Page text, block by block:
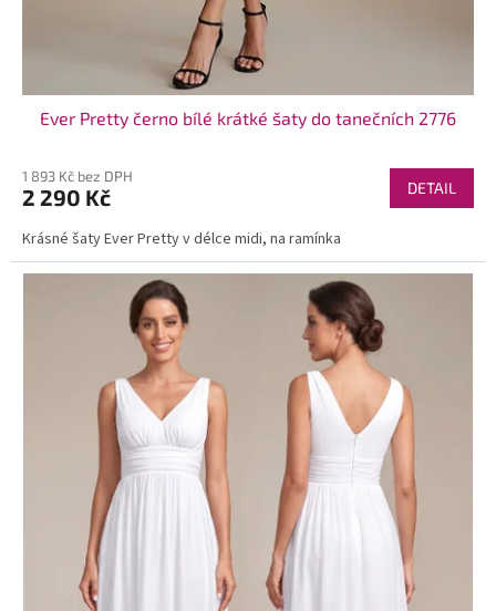
Ever Pretty černo bílé krátké šaty do tanečních 2776
1 893 Kč bez DPH
2 290 Kč DETAIL
Krásné šaty Ever Pretty v délce midi, na ramínka